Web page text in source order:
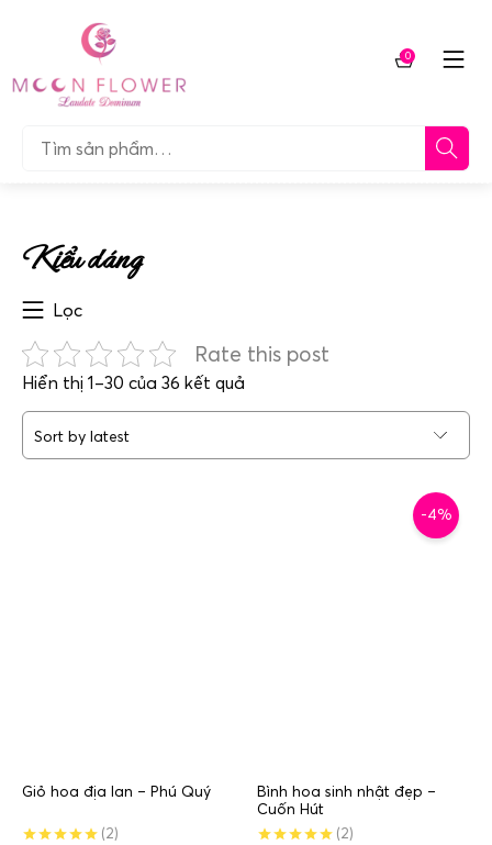
dung
Tìm…
0
Giỏ
Kiểu dáng
Lọc
Rate this post
Hiển thị 1–30 của 36 kết quả
by
Giỏ hoa địa lan – Phú Quý
(2)
-4%
Bình hoa sinh nhật đẹp –
Cuốn Hút
(2)